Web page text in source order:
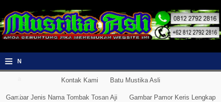
≡ N
v
Kontak Kami Batu Mustika Asli
Gambar Jenis Nama Tombak Tosan Aji Gambar Pamor Keris Lengkap